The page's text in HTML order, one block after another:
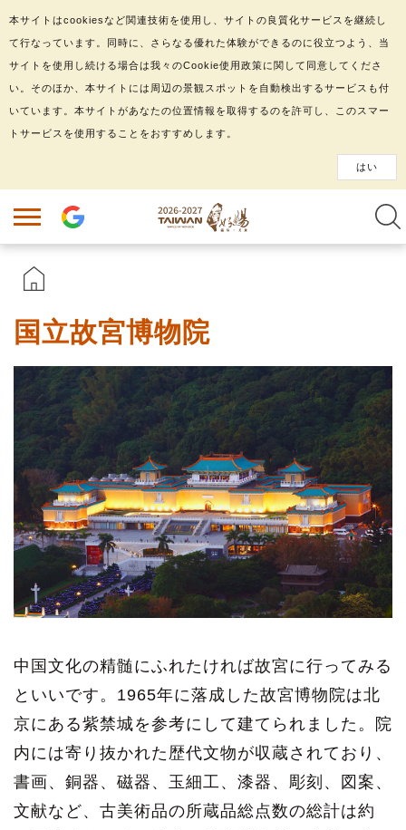
国立故宮博物院
中国文化の精髄にふれたければ故宮に行ってみる
といいです。1965年に落成した故宮博物院は北
京にある紫禁城を参考にして建てられました。院
内には寄り抜かれた歴代文物が収蔵されており、
書画、銅器、磁器、玉細工、漆器、彫刻、図案、
文献など、古美術品の所蔵品総点数の総計は約
本サイトはcookiesなど関連技術を使用し、サイトの良質化サービスを継続し
て行なっています。同時に、さらなる優れた体験ができるのに役立つよう、当
サイトを使用し続ける場合は我々のCookie使用政策に関して同意してくださ
い。そのほか、本サイトには周辺の景観スポットを自動検出するサービスも付
いています。本サイトがあなたの位置情報を取得するのを許可し、このスマー
トサービスを使用することをおすすめします。
はい